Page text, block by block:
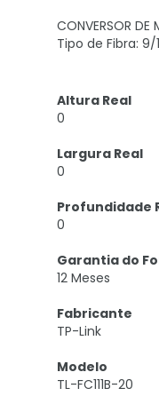
CONVERSOR DE
Tipo de Fibra:
Altura Real
0
Largura Real
0
Profundidade
0
Garantia do
12 Meses
Fabricante
TP-Link
Modelo
TL-FC111B-20